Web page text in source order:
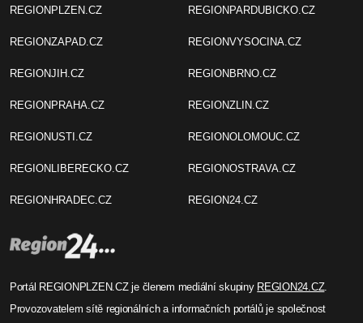
REGIONPLZEN.CZ
REGIONZAPAD.CZ
REGIONJIH.CZ
REGIONPRAHA.CZ
REGIONUSTI.CZ
REGIONLIBERECKO.CZ
REGIONHRADEC.CZ
REGIONPARDUBICKO.CZ
REGIONVYSOCINA.CZ
REGIONBRNO.CZ
REGIONZLIN.CZ
REGIONOLOMOUC.CZ
REGIONOSTRAVA.CZ
REGION24.CZ
Portál REGIONPLZEN.CZ je členem mediální skupiny REGION24.CZ.
Provozovatelem sítě regionálních a informačních portálů je společnost